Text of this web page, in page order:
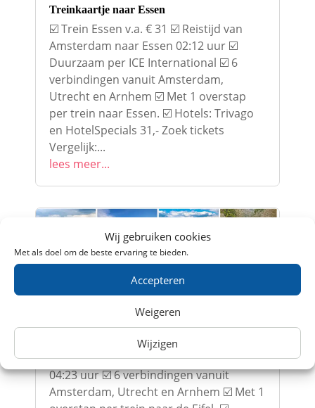
Wij gebruiken cookies
Met als doel om de beste ervaring te bieden.
Accepteren
Weigeren
Wijzigen
Treinkaartje naar Essen
☑️ Trein Essen v.a. € 31 ☑️ Reistijd van
Amsterdam naar Essen 02:12 uur ☑️
Duurzaam per ICE International ☑️ 6
verbindingen vanuit Amsterdam,
Utrecht en Arnhem ☑️ Met 1 overstap
per trein naar Essen. ☑️ Hotels: Trivago
en HotelSpecials 31,- Zoek tickets
Vergelijk:...
lees meer...
Treinkaartje naar de Eifel
☑️ Met trein naar de Eifel v.a. € 25 ☑️
Reistijd van Amsterdam naar de Eifel
04:23 uur ☑️ 6 verbindingen vanuit
Amsterdam, Utrecht en Arnhem ☑️ Met 1